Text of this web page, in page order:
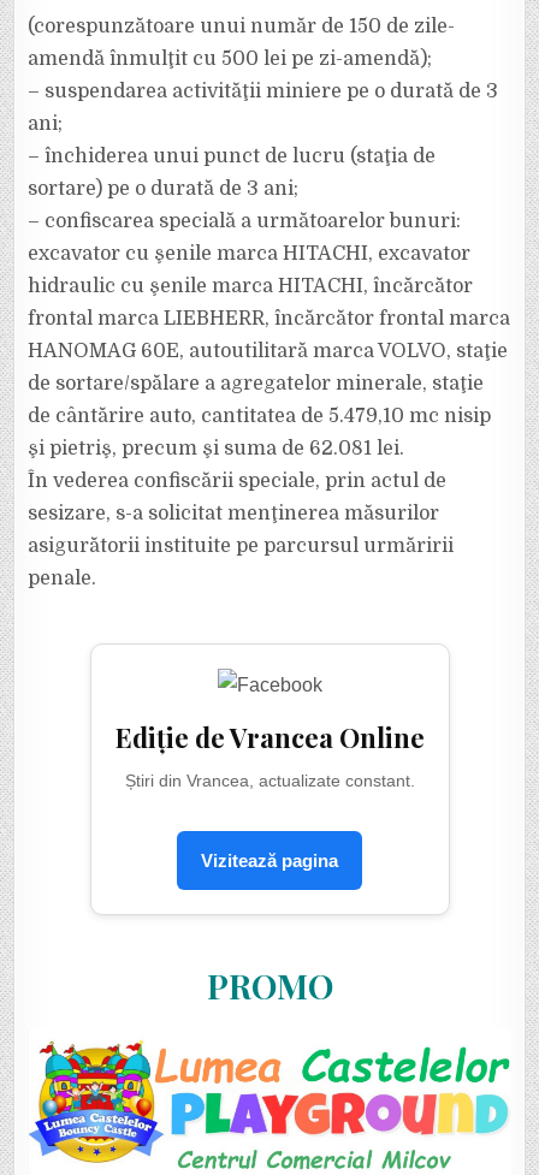
(corespunzătoare unui număr de 150 de zile-
amendă înmulţit cu 500 lei pe zi-amendă);
– suspendarea activităţii miniere pe o durată de 3
ani;
– închiderea unui punct de lucru (staţia de
sortare) pe o durată de 3 ani;
– confiscarea specială a următoarelor bunuri:
excavator cu şenile marca HITACHI, excavator
hidraulic cu şenile marca HITACHI, încărcător
frontal marca LIEBHERR, încărcător frontal marca
HANOMAG 60E, autoutilitară marca VOLVO, staţie
de sortare/spălare a agregatelor minerale, staţie
de cântărire auto, cantitatea de 5.479,10 mc nisip
şi pietriş, precum şi suma de 62.081 lei.
În vederea confiscării speciale, prin actul de
sesizare, s-a solicitat menţinerea măsurilor
asigurătorii instituite pe parcursul urmăririi
penale.
Ediție de Vrancea Online
Știri din Vrancea, actualizate constant.
Vizitează pagina
PROMO